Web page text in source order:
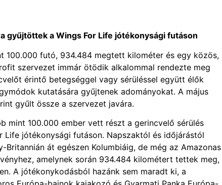
gyűjtöttek a Wings For Life jótékonysági futáson
100.000 futó, 934.484 megtett kilométer és egy közös,
szervezet immár ötödik alkalommal rendezte meg
érintő betegséggel vagy sérüléssel együtt élők
kutatására gyűjtenek adományokat. A május
gyűlt össze a szervezet javára.
mint 100.000 ember vett részt a gerincvelő sérülés
jótékonysági futáson. Napszaktól és időjárástól
át egészen Kolumbiáig, de még az Amazonas
amelynek során 934.484 kilométert tettek meg,
A jótékonykodásból hazánk sem maradt ki, a